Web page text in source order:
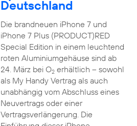
Deutschland
Die brandneuen iPhone 7 und
iPhone 7 Plus (PRODUCT)RED
Special Edition in einem leuchtend
roten Aluminiumgehäuse sind ab
24. März bei O2erhältlich – sowohl
als My Handy Vertrag als auch
unabhängig vom Abschluss eines
Neuvertrags oder einer
Vertragsverlängerung. Die